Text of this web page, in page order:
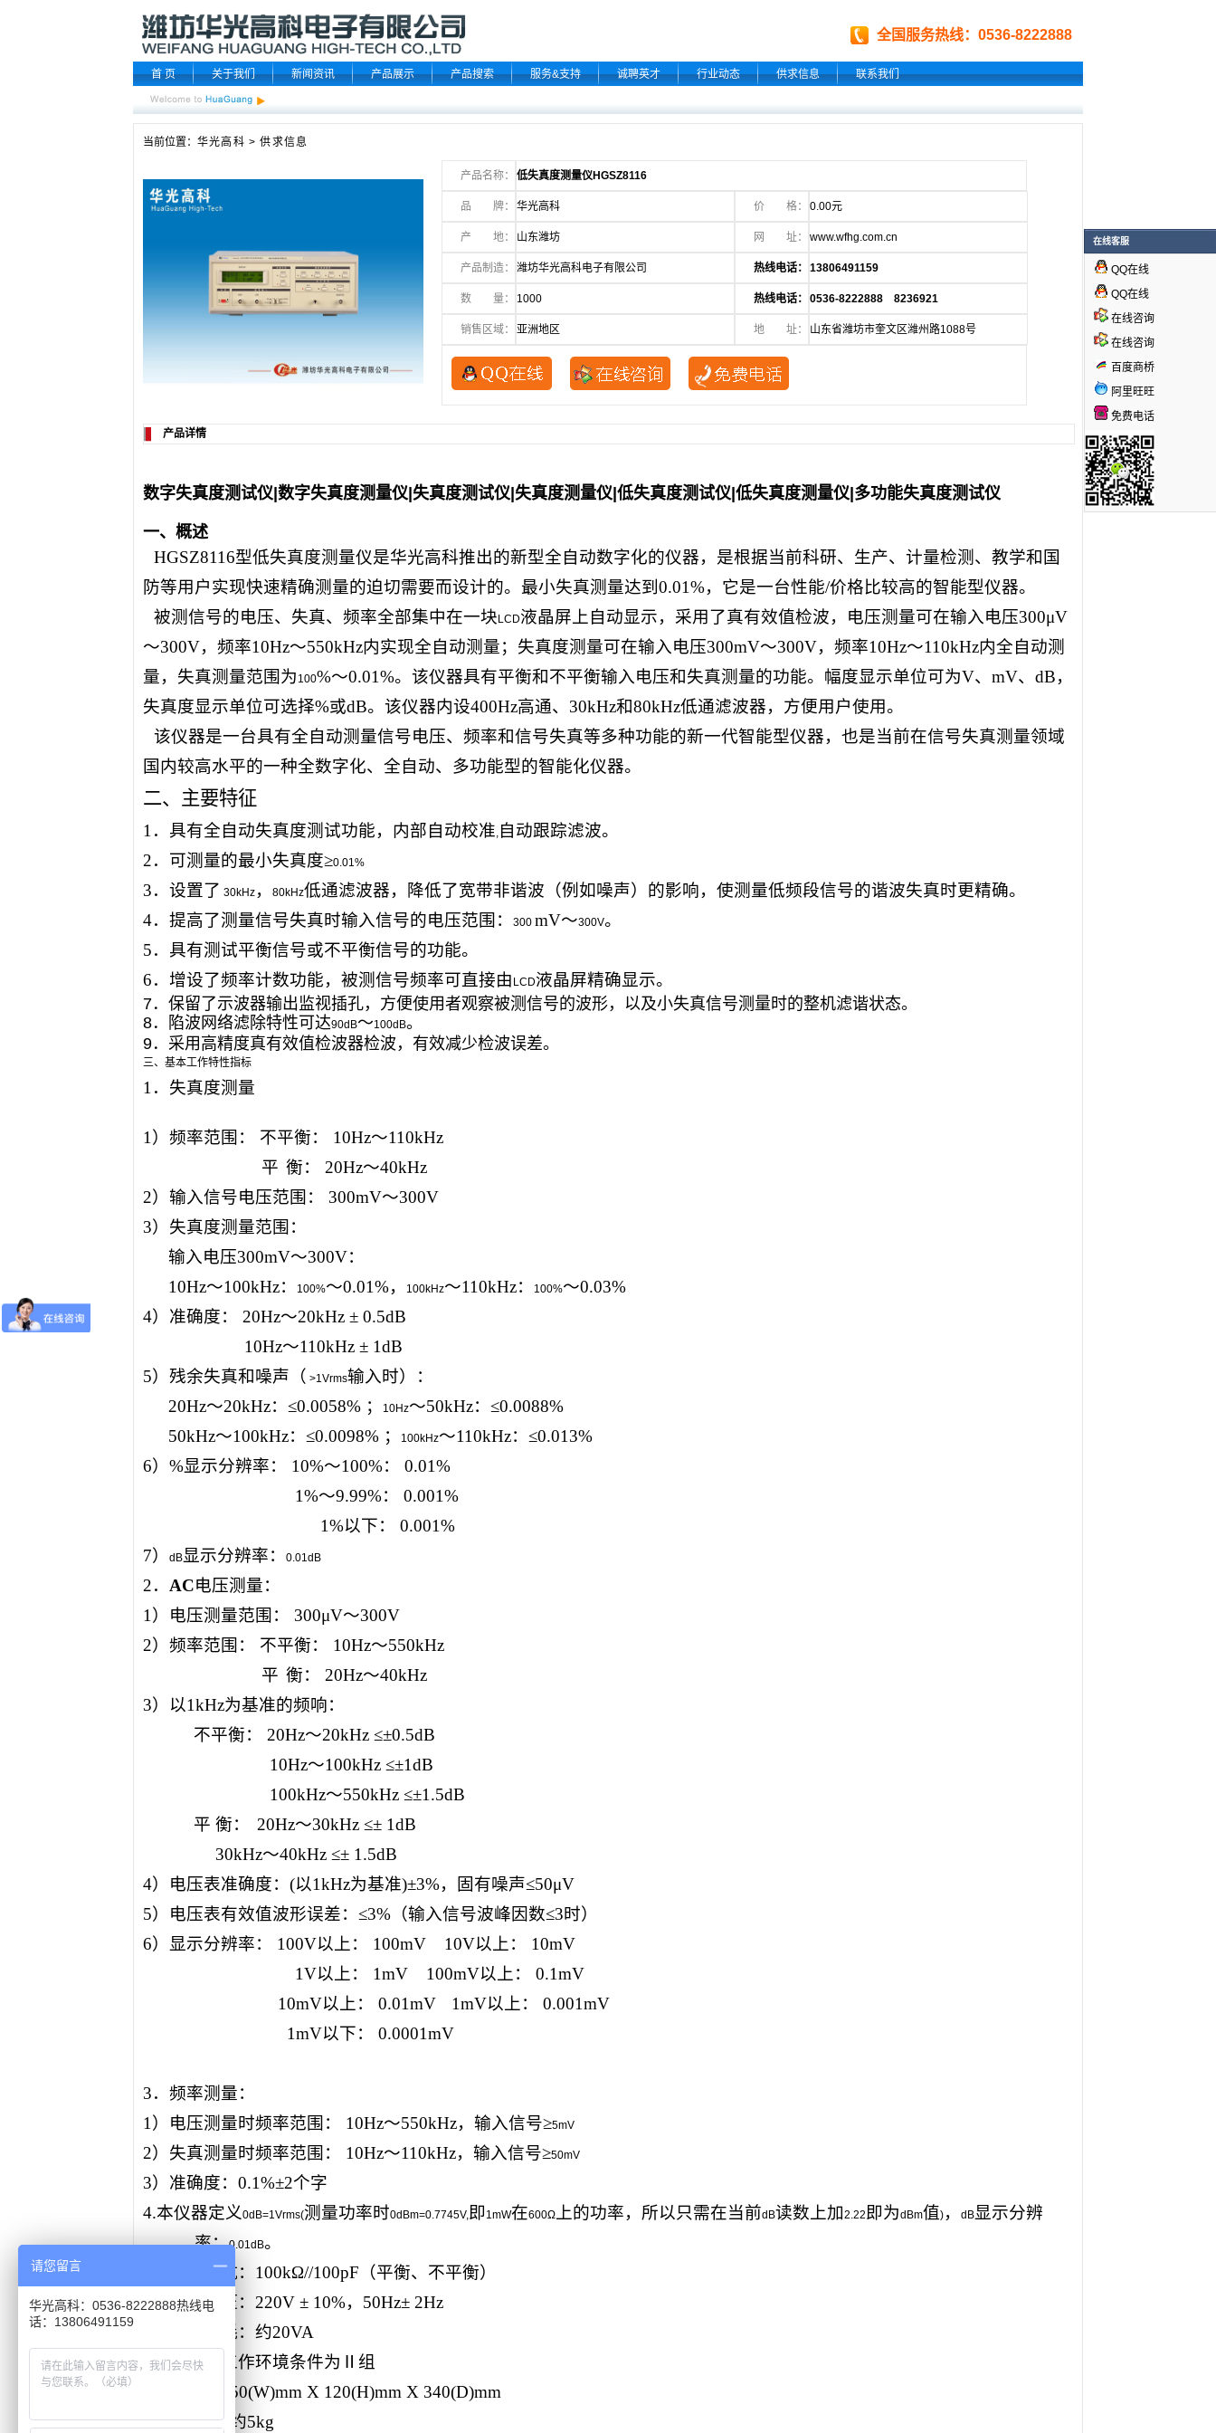
全国服务热线：0536-8222888
首 页 关于我们 新闻资讯 产品展示 产品搜索 服务&支持 诚聘英才 行业动态 供求信息 联系我们
当前位置： 华光高科 >供求信息
产品名称： 低失真度测量仪HGSZ8116
品 牌： 华光高科 价 格： 0.00元
产 地： 山东潍坊 网 址： www.wfhg.com.cn
产品制造： 潍坊华光高科电子有限公司 热线电话： 13806491159
数 量： 1000 热线电话： 0536-8222888 8236921
销售区域： 亚洲地区 地 址： 山东省潍坊市奎文区潍州路1088号
产品详情
数字失真度测试仪|数字失真度测量仪|失真度测试仪|失真度测量仪|低失真度测试仪|低失真度测量仪|多功能失真度测试仪
一、概述
HGSZ8116型低失真度测量仪是华光高科推出的新型全自动数字化的仪器，是根据当前科研、生产、计量检测、教学和国
防等用户实现快速精确测量的迫切需要而设计的。最小失真测量达到 0.01%，它是一台性能/价格比较高的智能型仪器。
被测信号的电压、失真、频率全部集中在一块 LCD液晶屏上自动显示，采用了真有效值检波，电压测量可在输入电压300μV
～300V，频率10Hz～550kHz内实现全自动测量；失真度测量可在输入电压300mV～300V，频率10Hz～110kHz内全自动测
量，失真测量范围为 100%～0.01%。该仪器具有平衡和不平衡输入电压和失真测量的功能。幅度显示单位可为V、 mV、 dB，
失真度显示单位可选择%或dB。该仪器内设400Hz高通、 30kHz和80kHz低通滤波器，方便用户使用。
该仪器是一台具有全自动测量信号电压、频率和信号失真等多种功能的新一代智能型仪器，也是当前在信号失真测量领域
国内较高水平的一种全数字化、全自动、多功能型的智能化仪器。
二、主要特征
1．具有全自动失真度测试功能，内部自动校准, 自动跟踪滤波。
2．可测量的最小失真度≥0.01%
3．设置了 30kHz ， 80kHz低通滤波器，降低了宽带非谐波（例如噪声）的影响，使测量低频段信号的谐波失真时更精确。
4．提高了测量信号失真时输入信号的电压范围： 300 mV～300V。
5．具有测试平衡信号或不平衡信号的功能。
6．增设了频率计数功能，被测信号频率可直接由 LCD液晶屏精确显示。
7．保留了示波器输出监视插孔，方便使用者观察被测信号的波形，以及小失真信号测量时的整机滤谐状态。
8．陷波网络滤除特性可达90dB～100dB。
9．采用高精度真有效值检波器检波，有效减少检波误差。
三、基本工作特性指标
1．失真度测量
1）频率范围： 不平衡： 10Hz～110kHz
平 衡： 20Hz～40kHz
2）输入信号电压范围： 300mV～300V
3）失真度测量范围：
输入电压300mV～300V：
10Hz～100kHz： 100%～0.01%， 100kHz～110kHz： 100%～0.03%
4）准确度： 20Hz～20kHz ± 0.5dB
10Hz～110kHz ± 1dB
5）残余失真和噪声（ >1Vrms输入时）：
20Hz～20kHz：≤0.0058% ； 10Hz～50kHz：≤0.0088%
50kHz～100kHz：≤0.0098% ； 100kHz～110kHz：≤0.013%
6） %显示分辨率： 10%～100%： 0.01%
1%～9.99%： 0.001%
1%以下： 0.001%
7） dB显示分辨率： 0.01dB
2． AC电压测量：
1）电压测量范围： 300μV～300V
2）频率范围： 不平衡： 10Hz～550kHz
平 衡： 20Hz～40kHz
3）以1kHz为基准的频响：
不平衡： 20Hz～20kHz ≤±0.5dB
10Hz～100kHz ≤±1dB
100kHz～550kHz ≤±1.5dB
平 衡：
20Hz～30kHz ≤± 1dB
30kHz～40kHz ≤± 1.5dB
4）电压表准确度： (以1kHz为基准)±3%，固有噪声≤50μV
5）电压表有效值波形误差：≤3% （输入信号波峰因数≤3时）
6）显示分辨率： 100V以上： 100mV 10V以上： 10mV
1V以上： 1mV 100mV以上： 0.1mV
10mV以上：0.01mV 1mV以上：0.001mV
1mV以下： 0.0001mV
3．频率测量：
1）电压测量时频率范围： 10Hz～550kHz，输入信号≥5mV
2）失真测量时频率范围： 10Hz～110kHz，输入信号≥50mV
3）准确度： 0.1%±2个字
4.本仪器定义0dB=1Vrms(测量功率时0dBm=0.7745V,即 1mW在600Ω上的功率，所以只需在当前dB读数上加2.22即为dBm值) ， dB显示分辨
率：0.01dB。
．输入阻抗： 100kΩ//100pF （平衡、不平衡）
6．电源电压： 220V ± 10%， 50Hz± 2Hz
．功率消耗：约20VA
8．仪器的工作环境条件为Ⅱ组
350(W)mm X 120(H)mm X 340(D)mm
10．重量：约5kg
在线客服
QQ在线
QQ在线
在线咨询
在线咨询
百度商桥
阿里旺旺
免费电话
请您留言
华光高科：0536-8222888热线电
话：13806491159